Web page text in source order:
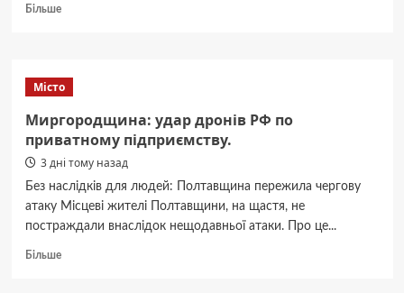
БільшеДокладніше
тимчасова
на
відвідування
лісів.
Місто
Миргородщина: удар дронів РФ по
приватному підприємству.
3 дні тому назад
Без наслідків для людей: Полтавщина пережила чергову
атаку Місцеві жителі Полтавщини, на щастя, не
постраждали внаслідок нещодавньої атаки. Про це...
БільшеДокладніше